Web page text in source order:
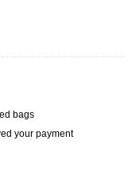
bags
your payment